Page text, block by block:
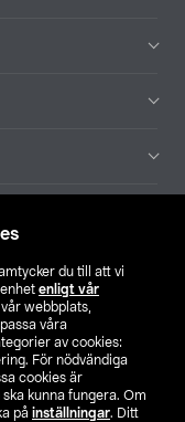
du till att vi
enligt vår
webbplats,
våra
av cookies:
För nödvändiga
cookies är
kunna fungera. Om
på inställningar. Ditt